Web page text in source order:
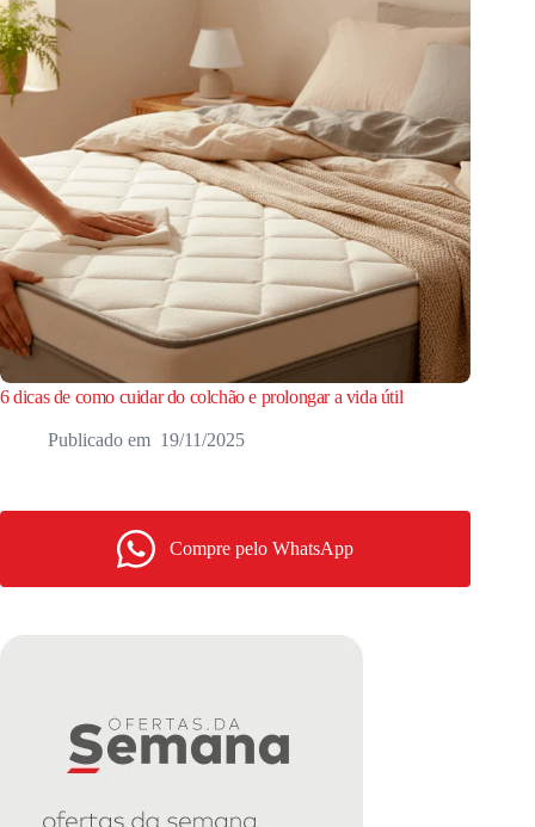
6 dicas de como cuidar do colchão e prolongar a vida útil
19/11/2025
Compre pelo WhatsApp